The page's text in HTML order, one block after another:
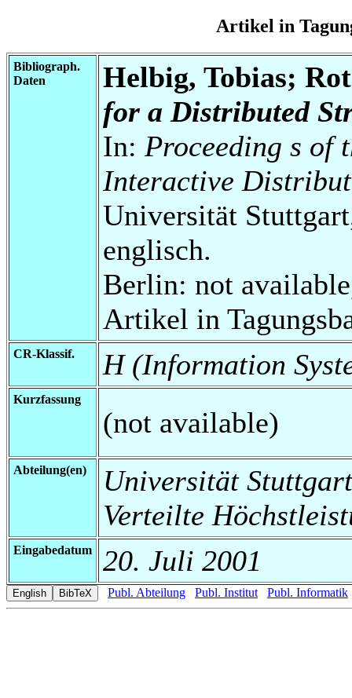
Artikel in
Bibliograph.
Daten
Helbig, Tobias;
for a Distributed
In: Proceeding s of
Interactive
Universität
englisch.
Berlin: not
Artikel in
CR-Klassif. H (Information
Kurzfassung
(not available)
Abteilung(en)
Universität
Verteilte
Eingabedatum 20. Juli 2001
Publ. Abteilung Publ. Institut Publ. Informatik